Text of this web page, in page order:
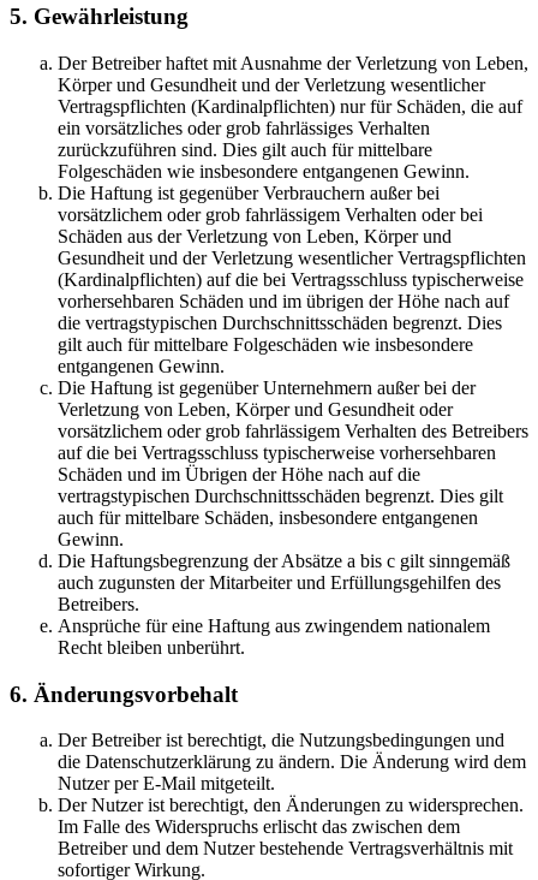
5. Gewährleistung
Der Betreiber haftet mit Ausnahme der Verletzung von Leben,
Körper und Gesundheit und der Verletzung wesentlicher
Vertragspflichten (Kardinalpflichten) nur für Schäden, die auf
ein vorsätzliches oder grob fahrlässiges Verhalten
zurückzuführen sind. Dies gilt auch für mittelbare
Folgeschäden wie insbesondere entgangenen Gewinn.
Die Haftung ist gegenüber Verbrauchern außer bei
vorsätzlichem oder grob fahrlässigem Verhalten oder bei
Schäden aus der Verletzung von Leben, Körper und
Gesundheit und der Verletzung wesentlicher Vertragspflichten
(Kardinalpflichten) auf die bei Vertragsschluss typischerweise
vorhersehbaren Schäden und im übrigen der Höhe nach auf
die vertragstypischen Durchschnittsschäden begrenzt. Dies
gilt auch für mittelbare Folgeschäden wie insbesondere
entgangenen Gewinn.
Die Haftung ist gegenüber Unternehmern außer bei der
Verletzung von Leben, Körper und Gesundheit oder
vorsätzlichem oder grob fahrlässigem Verhalten des Betreibers
auf die bei Vertragsschluss typischerweise vorhersehbaren
Schäden und im Übrigen der Höhe nach auf die
vertragstypischen Durchschnittsschäden begrenzt. Dies gilt
auch für mittelbare Schäden, insbesondere entgangenen
Gewinn.
Die Haftungsbegrenzung der Absätze a bis c gilt sinngemäß
auch zugunsten der Mitarbeiter und Erfüllungsgehilfen des
Betreibers.
Ansprüche für eine Haftung aus zwingendem nationalem
Recht bleiben unberührt.
6. Änderungsvorbehalt
Der Betreiber ist berechtigt, die Nutzungsbedingungen und
die Datenschutzerklärung zu ändern. Die Änderung wird dem
Nutzer per E-Mail mitgeteilt.
Der Nutzer ist berechtigt, den Änderungen zu widersprechen.
Im Falle des Widerspruchs erlischt das zwischen dem
Betreiber und dem Nutzer bestehende Vertragsverhältnis mit
sofortiger Wirkung.